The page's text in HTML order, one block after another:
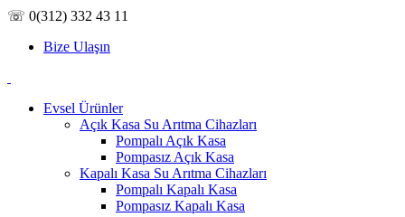
☏ 0(312) 332 43 11
Bize Ulaşın
Evsel Ürünler
Açık Kasa Su Arıtma Cihazları
Pompalı Açık Kasa
Pompasız Açık Kasa
Kapalı Kasa Su Arıtma Cihazları
Pompalı Kapalı Kasa
Pompasız Kapalı Kasa